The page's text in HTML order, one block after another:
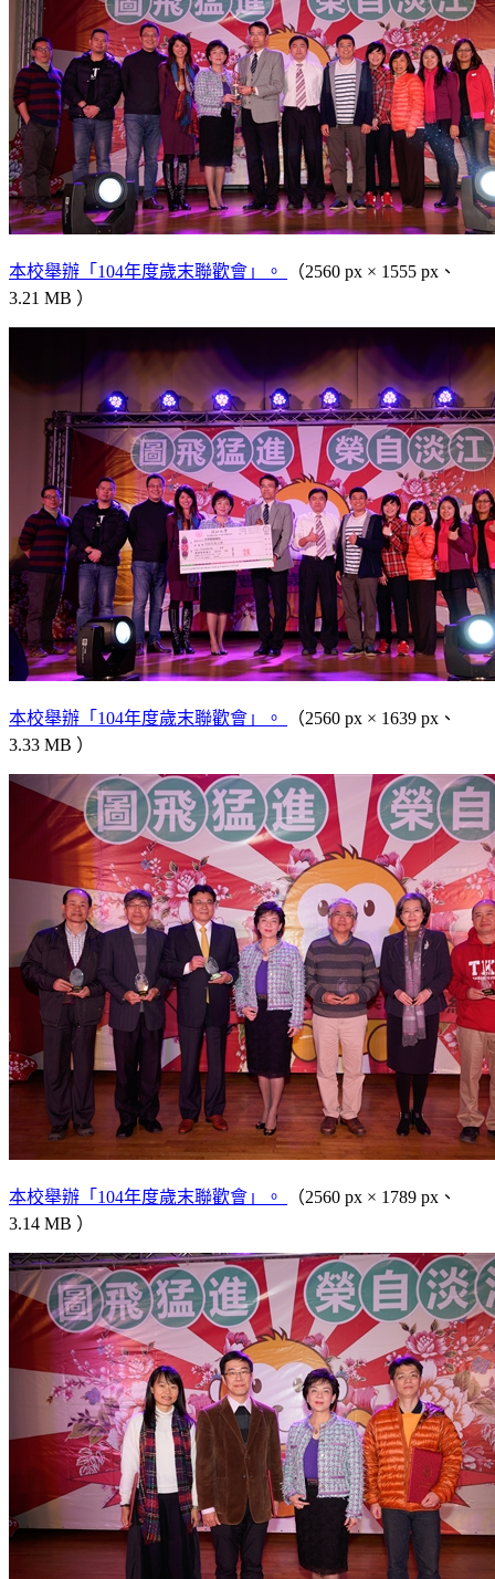
本校舉辦「104年度歲末聯歡會」。
（2560 px × 1555 px、
3.21 MB ）
本校舉辦「104年度歲末聯歡會」。
（2560 px × 1639 px、
3.33 MB ）
本校舉辦「104年度歲末聯歡會」。
（2560 px × 1789 px、
3.14 MB ）